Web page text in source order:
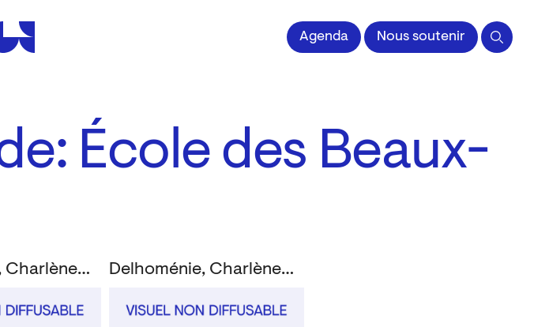
de la Gravure et de l'Image impriméeAgenda Nous soutenir
École des Beaux-
Delhoménie, Charlène; Folliard, Anthony Delhoménie, Charlène; Folliard, Anthony